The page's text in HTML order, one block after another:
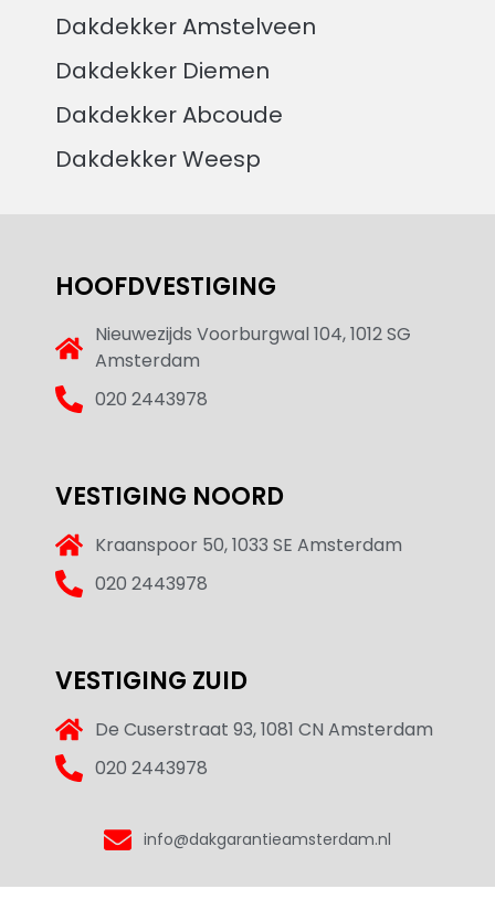
Dakdekker Amstelveen
Dakdekker Diemen
Dakdekker Abcoude
Dakdekker Weesp
HOOFDVESTIGING
Nieuwezijds Voorburgwal 104, 1012 SG
Amsterdam
020 2443978
VESTIGING NOORD
Kraanspoor 50, 1033 SE Amsterdam
020 2443978
VESTIGING ZUID
De Cuserstraat 93, 1081 CN Amsterdam
020 2443978
info@dakgarantieamsterdam.nl